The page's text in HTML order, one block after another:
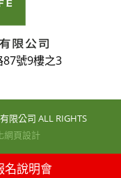
名說明會
號9樓之3
限公司 ALL RIGHTS
網頁設計